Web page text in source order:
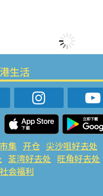
生活
市集 开仓 尖沙咀好去处
荃湾好去处 旺角好去处
社会福利